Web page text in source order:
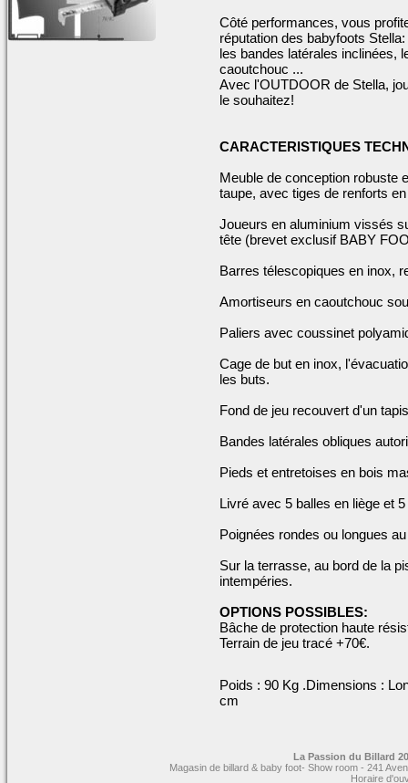
Côté performances, vous
réputation des babyfoots Stella:
les bandes latérales inclinées,
caoutchouc ...
Avec l'OUTDOOR de Stella,
le souhaitez!
CARACTERISTIQUES
Meuble de conception robuste
taupe, avec tiges de renforts
Joueurs en aluminium vissés
tête (brevet exclusif BABY
Barres télescopiques en inox,
Amortiseurs en caoutchouc
Paliers avec coussinet
Cage de but en inox,
les buts.
Fond de jeu recouvert d'un
Bandes latérales obliques
Pieds et entretoises en bois
Livré avec 5 balles en liège et
Poignées rondes ou longues
Sur la terrasse, au bord de la
intempéries.
OPTIONS POSSIBLES:
Bâche de protection haute
Terrain de jeu tracé +70€.
Poids : 90 Kg .Dimensions :
cm
La Passion du Billard
Magasin de billard & baby foot- Show room - 241
Horaire